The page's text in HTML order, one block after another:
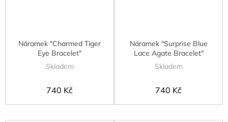
Náramek "Charmed Tiger
Eye Bracelet"
Skladem
740 Kč
Náramek "Surprise Blue
Lace Agate Bracelet"
Skladem
740 Kč